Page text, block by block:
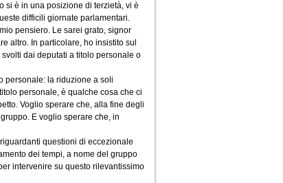
si è in una posizione di terzietà, vi è
difficili giornate parlamentari.
pensiero. Le sarei grato, signor
altro. In particolare, ho insistito sul
dai deputati a titolo personale o
personale: la riduzione a soli
personale, è qualche cosa che ci
Voglio sperare che, alla fine degli
E voglio sperare che, in
questioni di eccezionale
dei tempi, a nome del gruppo
intervenire su questo rilevantissimo